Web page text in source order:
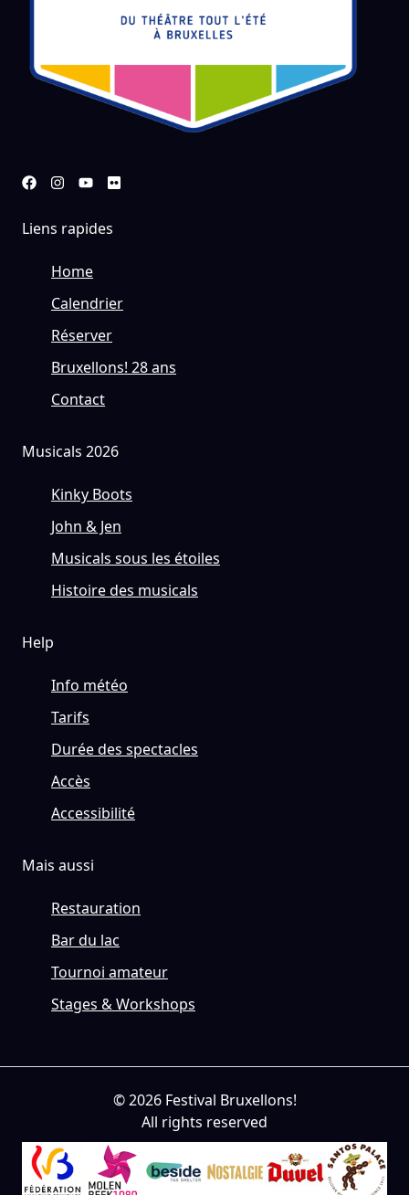
Liens rapides
Home
Calendrier
Réserver
Bruxellons! 28 ans
Contact
Musicals 2026
Kinky Boots
John & Jen
Musicals sous les étoiles
Histoire des musicals
Help
Info météo
Tarifs
Durée des spectacles
Accès
Accessibilité
Mais aussi
Restauration
Bar du lac
Tournoi amateur
Stages & Workshops
© 2026 Festival Bruxellons!
All rights reserved